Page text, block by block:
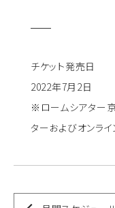
チケット発売日
2022年7月2日
※ロームシアター
ターおよびオンラ